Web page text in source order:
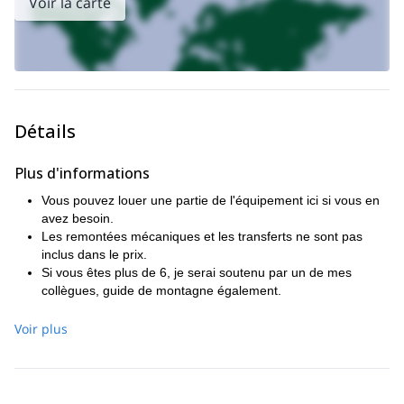
Détails
Plus d'informations
Vous pouvez louer une partie de l'équipement ici si vous en
avez besoin.
Les remontées mécaniques et les transferts ne sont pas
inclus dans le prix.
Si vous êtes plus de 6, je serai soutenu par un de mes
collègues, guide de montagne également.
recommande l'hôtel suivant : Hôtel Gudauri Hut.
Voir plus